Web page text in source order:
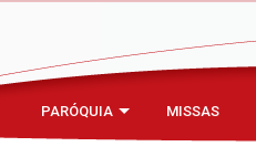
PARÓQUIA MISSAS